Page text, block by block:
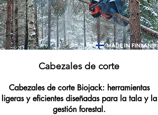
Cabezales de corte
Cabezales de corte Biojack: herramientas
ligeras y eficientes diseñadas para la tala y la
gestión forestal.